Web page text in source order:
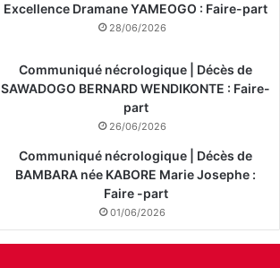
Excellence Dramane YAMEOGO : Faire-part
28/06/2026
Communiqué nécrologique | Décès de
SAWADOGO BERNARD WENDIKONTE : Faire-
part
26/06/2026
Communiqué nécrologique | Décès de
BAMBARA née KABORE Marie Josephe :
Faire -part
01/06/2026